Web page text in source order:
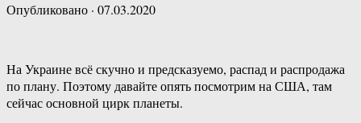
Опубликовано · 07.03.2020
На Украине всё скучно и предсказуемо, распад и распродажа
по плану. Поэтому давайте опять посмотрим на США, там
сейчас основной цирк планеты.